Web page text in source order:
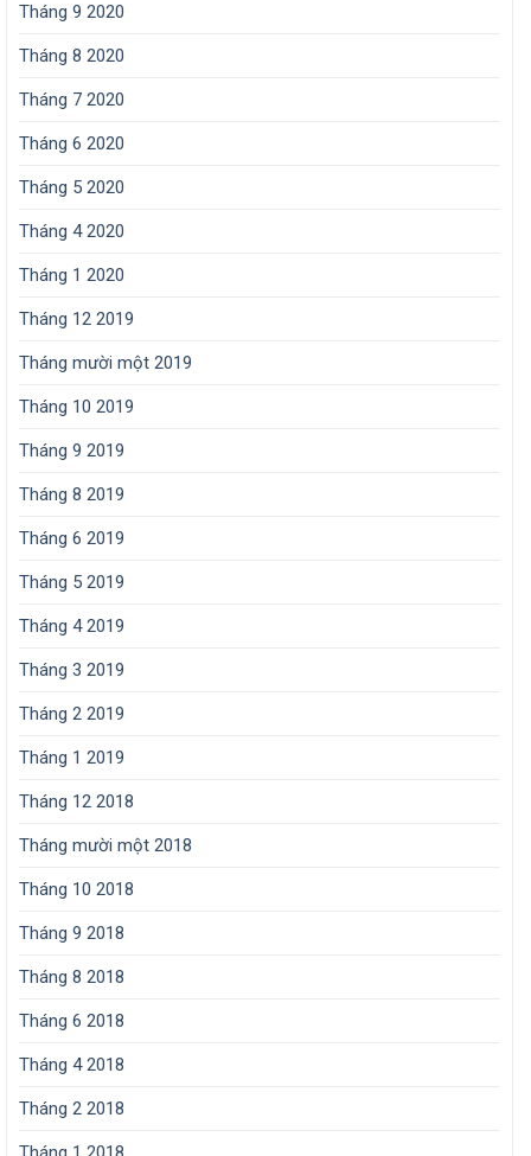
Tháng 9 2020
Tháng 8 2020
Tháng 7 2020
Tháng 6 2020
Tháng 5 2020
Tháng 4 2020
Tháng 1 2020
Tháng 12 2019
Tháng mười một 2019
Tháng 10 2019
Tháng 9 2019
Tháng 8 2019
Tháng 6 2019
Tháng 5 2019
Tháng 4 2019
Tháng 3 2019
Tháng 2 2019
Tháng 1 2019
Tháng 12 2018
Tháng mười một 2018
Tháng 10 2018
Tháng 9 2018
Tháng 8 2018
Tháng 6 2018
Tháng 4 2018
Tháng 2 2018